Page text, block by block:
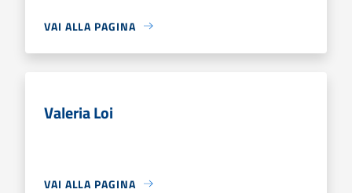
VAI ALLA PAGINA
Valeria Loi
VAI ALLA PAGINA